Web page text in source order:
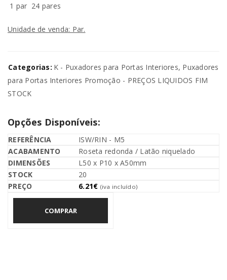
1 par 24 pares
Unidade de venda: Par.
Categorias: K - Puxadores para Portas Interiores, Puxadores
para Portas Interiores Promoção - PREÇOS LIQUIDOS FIM
STOCK
Opções Disponíveis:
ISW/RIN - M5
Roseta redonda / Latão niquelado
L50 x P10 x A50mm
20
6.21€ (iva incluído)
COMPRAR